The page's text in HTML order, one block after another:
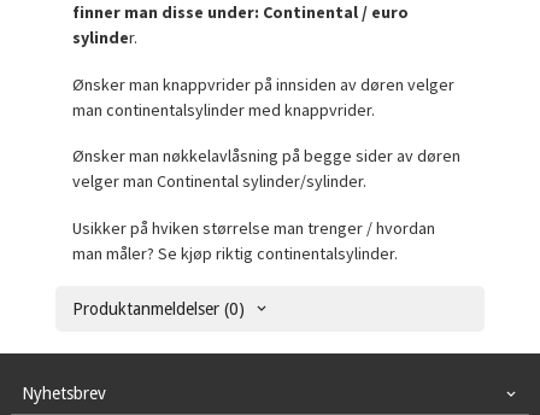
finner man disse under: Continental / euro
sylinder.
Ønsker man knappvrider på innsiden av døren velger
man continentalsylinder med knappvrider.
Ønsker man nøkkelavlåsning på begge sider av døren
velger man Continental sylinder/sylinder.
Usikker på hviken størrelse man trenger / hvordan
man måler? Se kjøp riktig continentalsylinder.
Produktanmeldelser (0)
Nyhetsbrev